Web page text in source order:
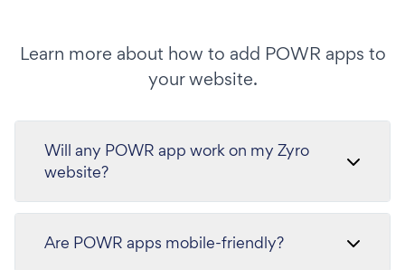
Learn more about how to add POWR apps to
your website.
Will any POWR app work on my Zyro
website?
Are POWR apps mobile-friendly?